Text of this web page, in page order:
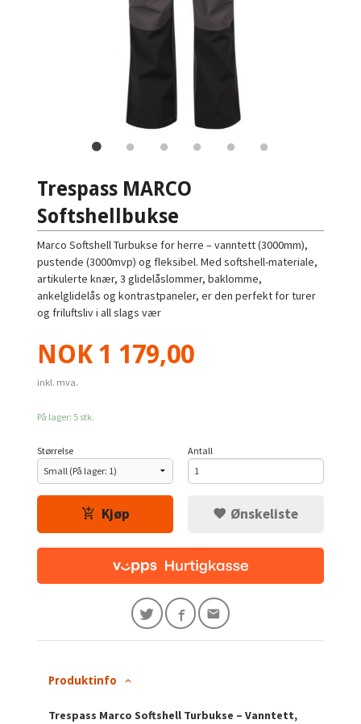
Trespass MARCO
Softshellbukse
Marco Softshell Turbukse for herre – vanntett (3000mm),
pustende (3000mvp) og fleksibel. Med softshell-materiale,
artikulerte knær, 3 glidelåslommer, baklomme,
ankelglidelås og kontrastpaneler, er den perfekt for turer
og friluftsliv i all slags vær
Pris
NOK 1 179,00
inkl. mva.
På lager: 5 stk.
Størrelse Antall
Kjøp Ønskeliste
Produktinfo
Trespass Marco Softshell Turbukse – Vanntett,